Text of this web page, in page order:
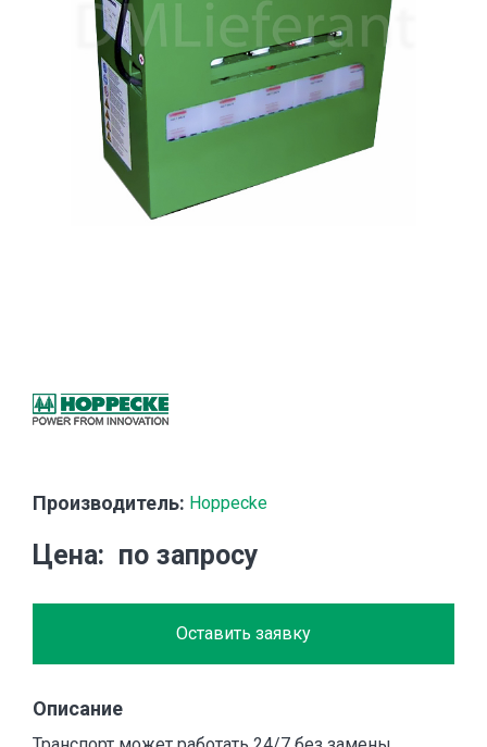
Производитель: Hoppecke
Цена по запросу
Оставить заявку
Описание